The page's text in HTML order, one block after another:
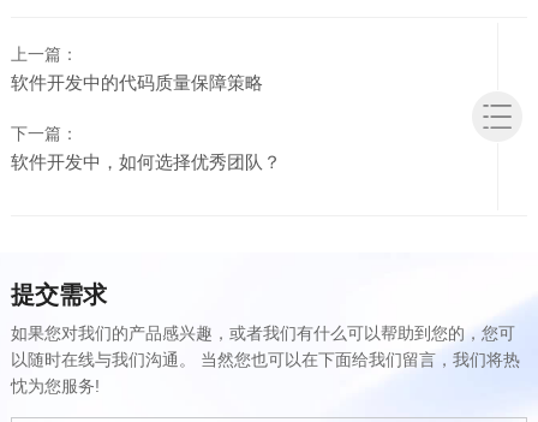
上一篇：
软件开发中的代码质量保障策略
下一篇：
软件开发中，如何选择优秀团队？
提交需求
如果您对我们的产品感兴趣，或者我们有什么可以帮助到您的，您可
以随时在线与我们沟通。 当然您也可以在下面给我们留言，我们将热
忱为您服务!